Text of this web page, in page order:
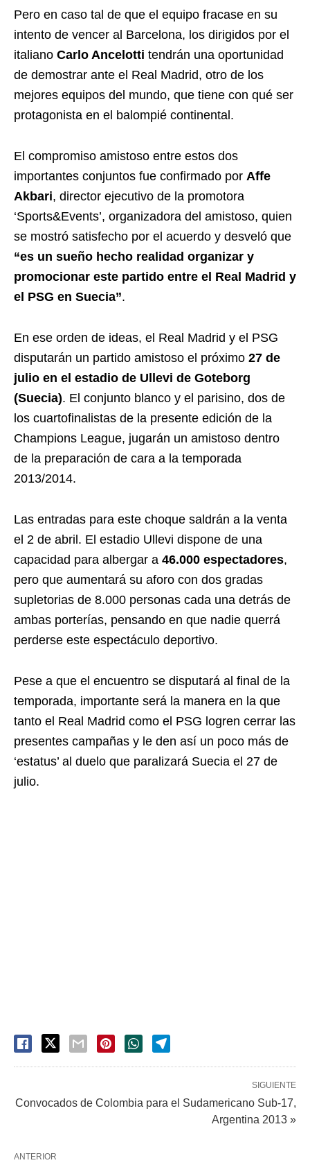
Pero en caso tal de que el equipo fracase en su
intento de vencer al Barcelona, los dirigidos por el
italiano Carlo Ancelotti tendrán una oportunidad
de demostrar ante el Real Madrid, otro de los
mejores equipos del mundo, que tiene con qué ser
protagonista en el balompié continental.
El compromiso amistoso entre estos dos
importantes conjuntos fue confirmado por Affe
Akbari, director ejecutivo de la promotora
‘Sports&Events’, organizadora del amistoso, quien
se mostró satisfecho por el acuerdo y desveló que
“es un sueño hecho realidad organizar y
promocionar este partido entre el Real Madrid y
el PSG en Suecia”.
En ese orden de ideas, el Real Madrid y el PSG
disputarán un partido amistoso el próximo 27 de
julio en el estadio de Ullevi de Goteborg
(Suecia). El conjunto blanco y el parisino, dos de
los cuartofinalistas de la presente edición de la
Champions League, jugarán un amistoso dentro
de la preparación de cara a la temporada
2013/2014.
Las entradas para este choque saldrán a la venta
el 2 de abril. El estadio Ullevi dispone de una
capacidad para albergar a 46.000 espectadores,
pero que aumentará su aforo con dos gradas
supletorias de 8.000 personas cada una detrás de
ambas porterías, pensando en que nadie querrá
perderse este espectáculo deportivo.
Pese a que el encuentro se disputará al final de la
temporada, importante será la manera en la que
tanto el Real Madrid como el PSG logren cerrar las
presentes campañas y le den así un poco más de
‘estatus’ al duelo que paralizará Suecia el 27 de
julio.
SIGUIENTE
Convocados de Colombia para el Sudamericano Sub-17,
Argentina 2013 »
ANTERIOR